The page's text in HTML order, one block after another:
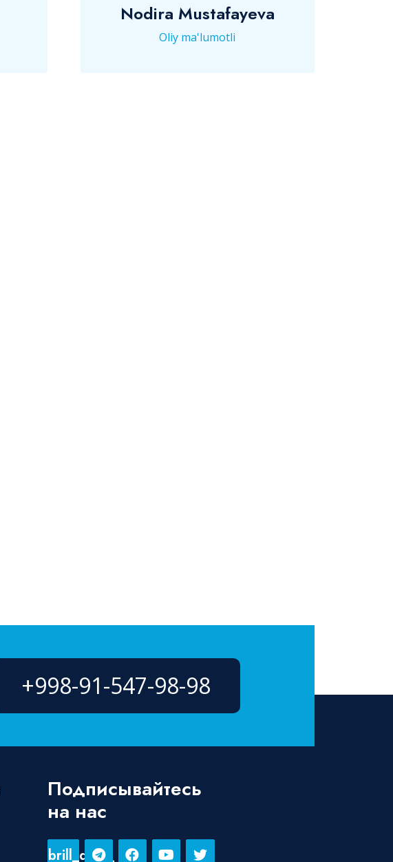
Nodira Mustafayeva
Oliy ma'lumotli
+998-91-547-98-98
Подписывайтесь
на нас
brill_dent_